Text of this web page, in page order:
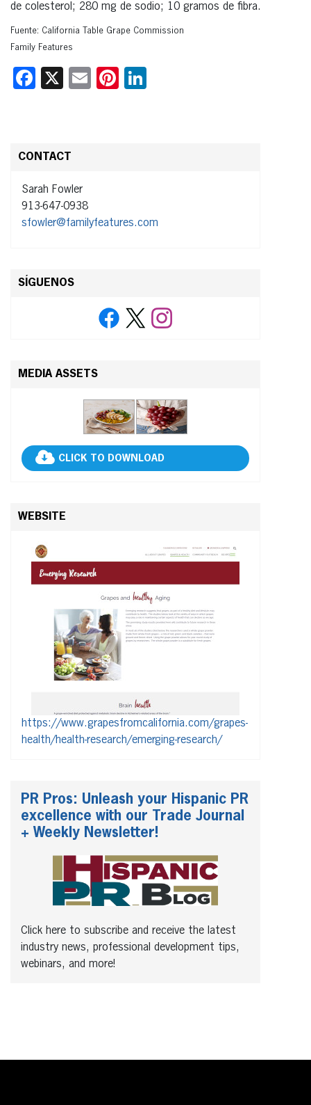
de colesterol; 280 mg de sodio; 10 gramos de fibra.
Fuente: California Table Grape Commission
Family Features
Facebook
X EmailPinterest
CONTACT
Sarah Fowler
913-647-0938
sfowler@familyfeatures.com
SÍGUENOS
MEDIA ASSETS
CLICK TO DOWNLOAD
WEBSITE
https://www.grapesfromcalifornia.com/grapes-
health/health-research/emerging-research/
PR Pros: Unleash your Hispanic PR
excellence with our Trade Journal
+ Weekly Newsletter!
Click here to subscribe and receive the latest
industry news, professional development tips,
webinars, and more!